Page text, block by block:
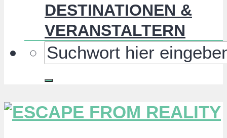
DESTINATIONEN &
VERANSTALTERN